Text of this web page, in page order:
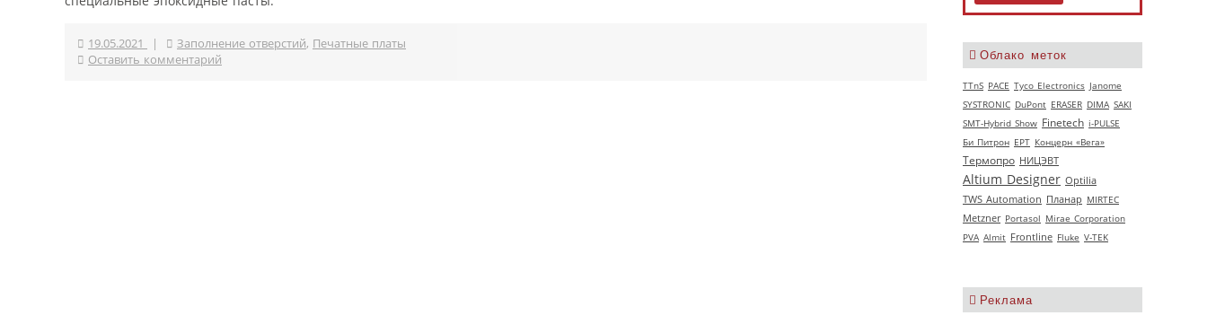
Облако меток
TTnS РАСЕ Tyco Electronics Janome
SYSTRONIC DuPont ERASER DIMA SAKI
SMT-Hybrid Show Finetech i-PULSE
Би Питрон EPT Концерн «Вега»
Термопро НИЦЭВТ
Altium Designer Optilia
TWS Automation Планар MIRTEC
Metzner Portasol Mirae Corporation
PVA Almit Frontline Fluke V‑TEK
Реклама
19.05.2021 | Заполнение отверстий, Печатные платы
Оставить комментарий